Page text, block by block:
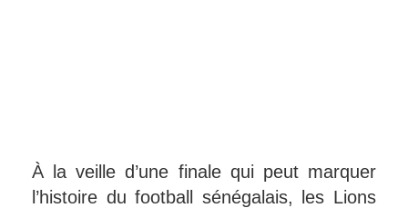
À la veille d’une finale qui peut marquer
l’histoire du football sénégalais, les Lions